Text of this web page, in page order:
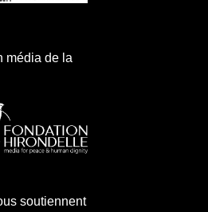
média de la
soutiennent